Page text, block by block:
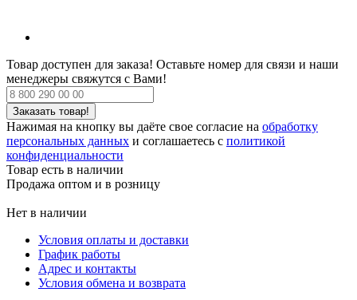
Товар доступен для заказа! Оставьте номер для связи и наши
менеджеры свяжутся с Вами!
Нажимая на кнопку вы даёте свое согласие на обработку
персональных данных и соглашаетесь с политикой
конфиденциальности
Товар есть в наличии
Продажа оптом и в розницу
Нет в наличии
Условия оплаты и доставки
График работы
Адрес и контакты
Условия обмена и возврата